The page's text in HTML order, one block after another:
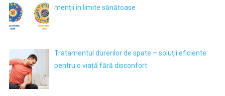
menții în limite sănătoase
Tratamentul durerilor de spate – soluții eficiente
pentru o viață fără disconfort